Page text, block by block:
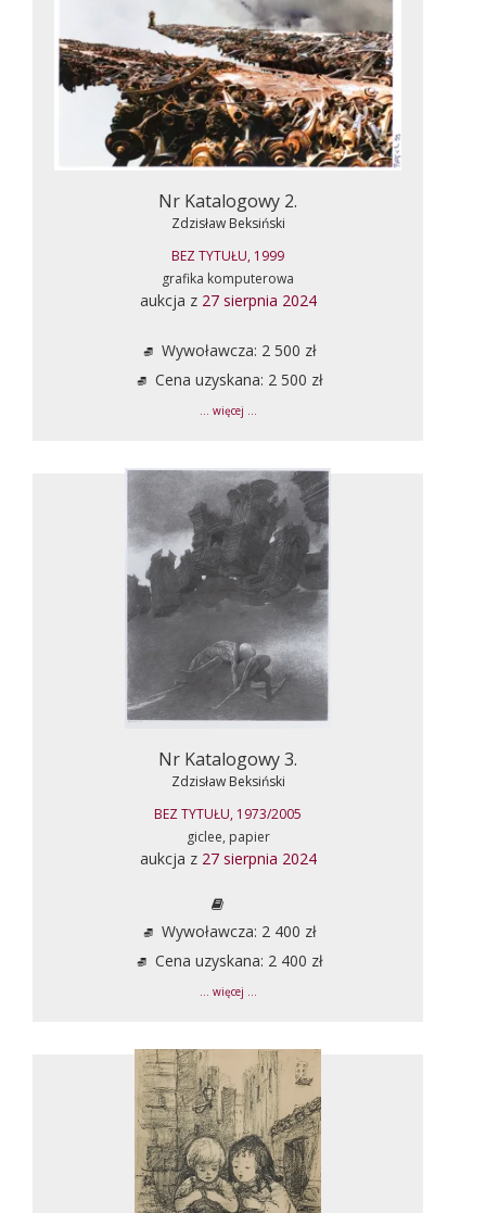
Nr Katalogowy 2.
Zdzisław Beksiński
BEZ TYTUŁU, 1999
grafika komputerowa
aukcja z 27 sierpnia 2024
Wywoławcza: 2 500 zł
Cena uzyskana: 2 500 zł
... więcej ...
Nr Katalogowy 3.
Zdzisław Beksiński
BEZ TYTUŁU, 1973/2005
giclee, papier
aukcja z 27 sierpnia 2024
Wywoławcza: 2 400 zł
Cena uzyskana: 2 400 zł
... więcej ...